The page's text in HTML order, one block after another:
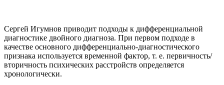
Сергей Игумнов приводит подходы к дифференциальной
диагностике двойного диагноза. При первом подходе в
качестве основного дифференциально-диагностического
признака используется временной фактор, т. е. первичность/
вторичность психических расстройств определяется
хронологически.